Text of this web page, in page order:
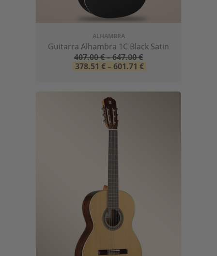
ALHAMBRA
Guitarra Alhambra 1C Black Satin
407.00€–647.00€
378.51 € – 601.71 €